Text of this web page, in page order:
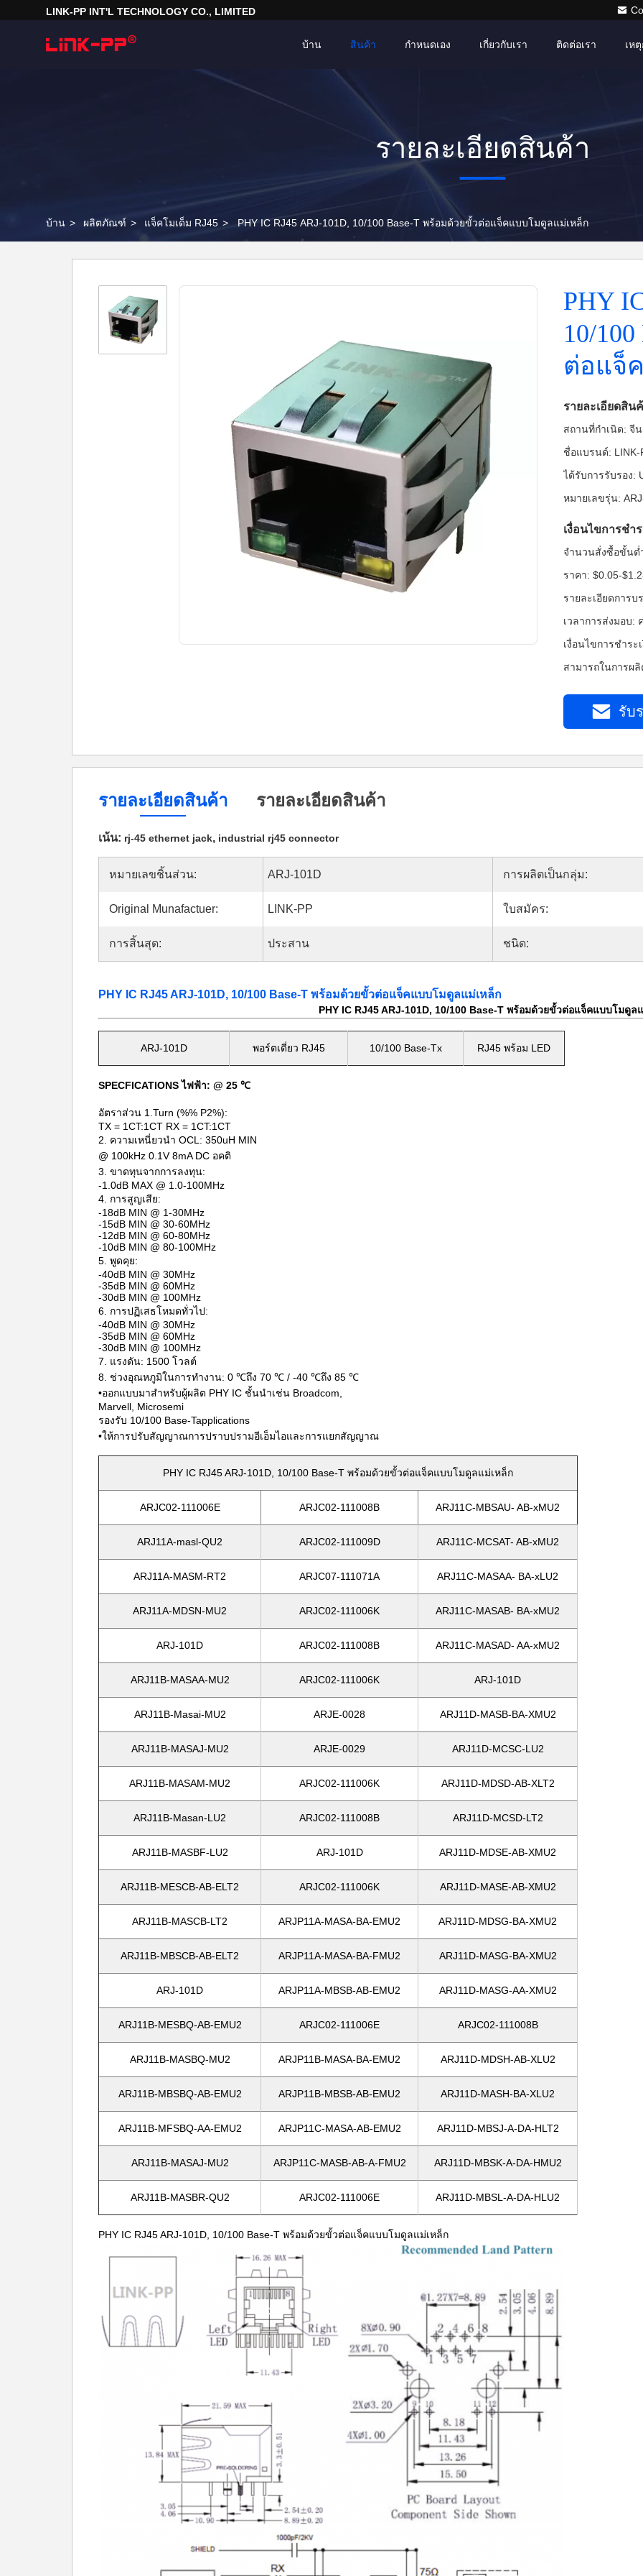
LINK-PP INT'L TECHNOLOGY CO., LIMITED
บ้าน สินค้า เกี่ยวกับเรา ติดต่อเรา เห
กำหนดเอง
รายละเอียดสินค้า
บ้าน > ผลิตภัณฑ์ > แจ็คโมเด็ม RJ45 > PHY IC RJ45 ARJ-101D, 10/100 Base-T พร้อมด้วยขั้วต่อแจ็คแบบโมดูลแม่เหล็ก
PHY
10/
ต่อแจ็
รายละเอียดสิน
สถานที่กำเนิด: จีน
ชื่อแบรนด์: LINK-
ได้รับการรับรอง:
หมายเลขรุ่น:
เงื่อนไขการชำ
จำนวนสั่งซื้อขั้นต่
ราคา: $0.05-
รายละเอียดการบ
เวลาการส่งมอบ:
เงื่อนไขการชำระ
สามารถในการผลิ
รับ
รายละเอียดสินค้า รายละเอียดสินค้า
เน้น: rj-45 ethernet jack, industrial rj45 connector
หมายเลขชิ้นส่วน: ARJ-101D การผลิตเป็นกลุ่ม:
Original Munafactuer: LINK-PP ใบสมัคร:
การสิ้นสุด: ประสาน ชนิด:
PHY IC RJ45 ARJ-101D, 10/100 Base-T พร้อมด้วยขั้วต่อแจ็คแบบโมดูลแม่เหล็ก
PHY IC RJ45 ARJ-101D, 10/100 Base-T พร้อมด้วยขั้วต่อแจ็คแบบโมดูล
ARJ-101D พอร์ตเดี่ยว RJ45 10/100 Base-Tx RJ45 พร้อม LED
SPECFICATIONS ไฟฟ้า: @ 25 ℃
อัตราส่วน 1.Turn (%% P2%):
TX = 1CT:1CT RX = 1CT:1CT
2. ความเหนี่ยวนำ OCL: 350uH MIN
@ 100kHz 0.1V 8mA DC อคติ
3. ขาดทุนจากการลงทุน:
-1.0dB MAX @ 1.0-100MHz
4. การสูญเสีย:
-18dB MIN @ 1-30MHz
-15dB MIN @ 30-60MHz
-12dB MIN @ 60-80MHz
-10dB MIN @ 80-100MHz
5. พูดคุย:
-40dB MIN @ 30MHz
-35dB MIN @ 60MHz
-30dB MIN @ 100MHz
6. การปฏิเสธโหมดทั่วไป:
-40dB MIN @ 30MHz
-35dB MIN @ 60MHz
-30dB MIN @ 100MHz
7. แรงดัน: 1500 โวลต์
8. ช่วงอุณหภูมิในการทำงาน: 0 ℃ถึง 70 ℃ / -40 ℃ถึง 85 ℃
•ออกแบบมาสำหรับผู้ผลิต PHY IC ชั้นนำเช่น Broadcom,
Marvell, Microsemi
รองรับ 10/100 Base-Tapplications
•ให้การปรับสัญญาณการปราบปรามอีเอ็มไอและการแยกสัญญาณ
PHY IC RJ45 ARJ-101D, 10/100 Base-T พร้อมด้วยขั้วต่อแจ็คแบบโมดูลแม่เหล็ก
ARJC02-111006E ARJC02-111008B ARJ11C-MBSAU- AB-xMU2
ARJ11A-masl-QU2 ARJC02-111009D ARJ11C-MCSAT- AB-xMU2
ARJ11A-MASM-RT2 ARJC07-111071A ARJ11C-MASAA- BA-xLU2
ARJ11A-MDSN-MU2 ARJC02-111006K ARJ11C-MASAB- BA-xMU2
ARJ-101D ARJC02-111008B ARJ11C-MASAD- AA-xMU2
ARJ11B-MASAA-MU2 ARJC02-111006K ARJ-101D
ARJ11B-Masai-MU2 ARJE-0028 ARJ11D-MASB-BA-XMU2
ARJ11B-MASAJ-MU2 ARJE-0029 ARJ11D-MCSC-LU2
ARJ11B-MASAM-MU2 ARJC02-111006K ARJ11D-MDSD-AB-XLT2
ARJ11B-Masan-LU2 ARJC02-111008B ARJ11D-MCSD-LT2
ARJ11B-MASBF-LU2 ARJ-101D ARJ11D-MDSE-AB-XMU2
ARJ11B-MESCB-AB-ELT2 ARJC02-111006K ARJ11D-MASE-AB-XMU2
ARJ11B-MASCB-LT2 ARJP11A-MASA-BA-EMU2 ARJ11D-MDSG-BA-XMU2
ARJ11B-MBSCB-AB-ELT2 ARJP11A-MASA-BA-FMU2 ARJ11D-MASG-BA-XMU2
ARJ-101D ARJP11A-MBSB-AB-EMU2 ARJ11D-MASG-AA-XMU2
ARJ11B-MESBQ-AB-EMU2 ARJC02-111006E ARJC02-111008B
ARJ11B-MASBQ-MU2 ARJP11B-MASA-BA-EMU2 ARJ11D-MDSH-AB-XLU2
ARJ11B-MBSBQ-AB-EMU2 ARJP11B-MBSB-AB-EMU2 ARJ11D-MASH-BA-XLU2
ARJ11B-MFSBQ-AA-EMU2 ARJP11C-MASA-AB-EMU2 ARJ11D-MBSJ-A-DA-HLT2
ARJ11B-MASAJ-MU2 ARJP11C-MASB-AB-A-FMU2 ARJ11D-MBSK-A-DA-HMU2
ARJ11B-MASBR-QU2 ARJC02-111006E ARJ11D-MBSL-A-DA-HLU2
PHY IC RJ45 ARJ-101D, 10/100 Base-T พร้อมด้วยขั้วต่อแจ็คแบบโมดูลแม่เหล็ก